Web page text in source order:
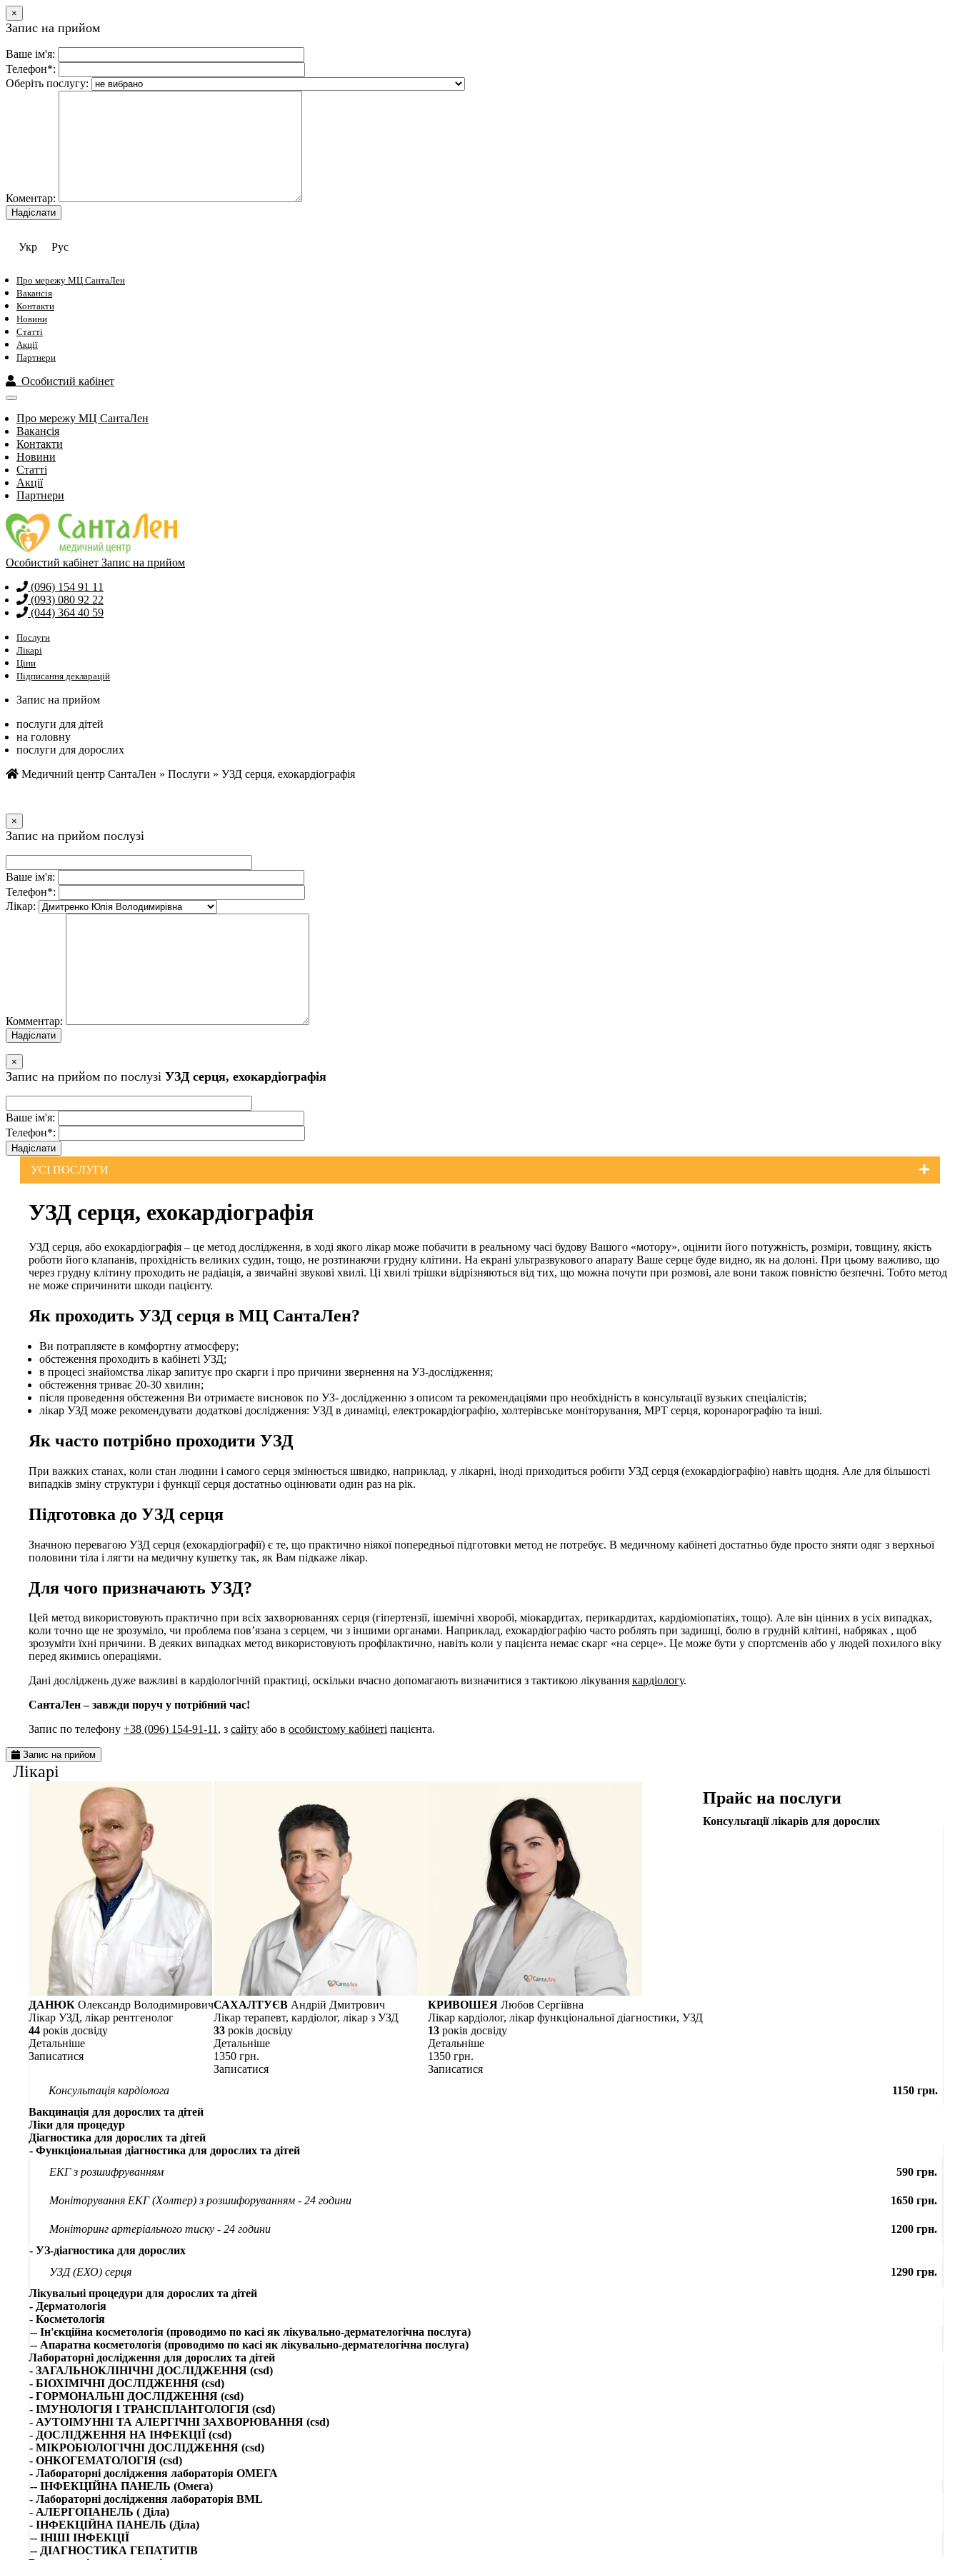
×
Запис на прийом
Ваше ім'я:
Телефон*:
Оберіть послугу:
Коментар:
Укр Рус
Про мережу МЦ СантаЛен
Вакансія
Контакти
Новини
Статті
Акції
Партнери
Особистий кабінет
Про мережу МЦ СантаЛен
Вакансія
Контакти
Новини
Статті
Акції
Партнери
Особистий кабінет Запис на прийом
(096) 154 91 11
(093) 080 92 22
(044) 364 40 59
Послуги
Лікарі
Ціни
Підписання декларацій
Запис на прийом
послуги для дітей
на головну
послуги для дорослих
Медичний центр СантаЛен » Послуги » УЗД серця, ехокардіографія
×
Запис на прийом послузi
Ваше iм'я:
Телефон*:
Лiкар:
Комментар:
×
Запис на прийом по послузi УЗД серця, ехокардіографія
Ваше iм'я:
Телефон*:
УСI ПОСЛУГИ
УЗД серця, ехокардіографія
УЗД серця, або ехокардіографія – це метод дослідження, в ході якого лікар може побачити в реальному часі будову Вашого «мотору», оцінити його потужність, розміри, товщину, якість
роботи його клапанів, прохідність великих судин, тощо, не розтинаючи грудну клітини. На екрані ультразвукового апарату Ваше серце буде видно, як на долоні. При цьому важливо, що
через грудну клітину проходить не радіація, а звичайні звукові хвилі. Ці хвилі трішки відрізняються від тих, що можна почути при розмові, але вони також повністю безпечні. Тобто метод
не може спричинити шкоди пацієнту.
Як проходить УЗД серця в МЦ СантаЛен?
Ви потрапляєте в комфортну атмосферу;
обстеження проходить в кабінеті УЗД;
в процесі знайомства лікар запитує про скарги і про причини звернення на УЗ-дослідження;
обстеження триває 20-30 хвилин;
після проведення обстеження Ви отримаєте висновок по УЗ- дослідженню з описом та рекомендаціями про необхідність в консультації вузьких спеціалістів;
лікар УЗД може рекомендувати додаткові дослідження: УЗД в динаміці, електрокардіографію, холтерівське моніторування, МРТ серця, коронарографію та інші.
Як часто потрібно проходити УЗД
При важких станах, коли стан людини і самого серця змінюється швидко, наприклад, у лікарні, іноді приходиться робити УЗД серця (ехокардіографію) навіть щодня. Але для більшості
випадків зміну структури і функції серця достатньо оцінювати один раз на рік.
Підготовка до УЗД серця
Значною перевагою УЗД серця (ехокардіографії) є те, що практично ніякої попередньої підготовки метод не потребує. В медичному кабінеті достатньо буде просто зняти одяг з верхньої
половини тіла і лягти на медичну кушетку так, як Вам підкаже лікар.
Для чого призначають УЗД?
Цей метод використовують практично при всіх захворюваннях серця (гіпертензії, ішемічні хворобі, міокардитах, перикардитах, кардіоміопатіях, тощо). Але він цінних в усіх випадках,
коли точно ще не зрозуміло, чи проблема пов’язана з серцем, чи з іншими органами. Наприклад, ехокардіографію часто роблять при задишці, болю в грудній клітині, набряках , щоб
зрозуміти їхні причини. В деяких випадках метод використовують профілактично, навіть коли у пацієнта немає скарг «на серце». Це може бути у спортсменів або у людей похилого віку
перед якимись операціями.
Дані досліджень дуже важливі в кардіологічній практиці, оскільки вчасно допомагають визначитися з тактикою лікування кардіологу.
СантаЛен – завжди поруч у потрібний час!
Запис по телефону +38 (096) 154-91-11, з сайту або в особистому кабінеті пацієнта.
Запис на прийом
Лiкарi
ДАНЮК Олександр Володимирович
Лікар УЗД, лікар рентгенолог
44 рокiв досвiду
Детальнiше
Записатися
САХАЛТУЄВ Андрій Дмитрович
Лікар терапевт, кардіолог, лікар з УЗД
33 рокiв досвiду
Детальнiше
1350 грн.
Записатися
КРИВОШЕЯ Любов Сергіївна
Лікар кардіолог, лікар функціональної діагностики, УЗД
13 рокiв досвiду
Детальнiше
1350 грн.
Записатися
Прайс на послуги
Консультації лікарів для дорослих
Консультація кардіолога
1150 грн.
Вакцинація для дорослих та дітей
Ліки для процедур
Діагностика для дорослих та дітей
- Функціональная діагностика для дорослих та дітей
ЕКГ з розшифруванням
590 грн.
Моніторування ЕКГ (Холтер) з розшифоруванням - 24 години 1650 грн.
Моніторинг артеріального тиску - 24 години
1200 грн.
- УЗ-діагностика для дорослих
УЗД (ЕХО) серця
1290 грн.
Лікувальні процедури для дорослих та дітей
- Дерматологія
- Косметологія
-- Ін'єкційна косметологія (проводимо по касі як лікувально-дермателогічна послуга)
-- Апаратна косметологія (проводимо по касі як лікувально-дермателогічна послуга)
Лабораторні дослідження для дорослих та дітей
- ЗАГАЛЬНОКЛІНІЧНІ ДОСЛІДЖЕННЯ (csd)
- БІОХІМІЧНІ ДОСЛІДЖЕННЯ (csd)
- ГОРМОНАЛЬНІ ДОСЛІДЖЕННЯ (csd)
- ІМУНОЛОГІЯ І ТРАНСПЛАНТОЛОГІЯ (csd)
- АУТОІМУННІ ТА АЛЕРГІЧНІ ЗАХВОРЮВАННЯ (csd)
- ДОСЛІДЖЕННЯ НА ІНФЕКЦІЇ (csd)
- МІКРОБІОЛОГІЧНІ ДОСЛІДЖЕННЯ (csd)
- ОНКОГЕМАТОЛОГІЯ (csd)
- Лабораторні дослідження лабораторія ОМЕГА
-- ІНФЕКЦІЙНА ПАНЕЛЬ (Омега)
- Лабораторні дослідження лабораторія BML
- АЛЕРГОПАНЕЛЬ ( Діла)
- ІНФЕКЦІЙНА ПАНЕЛЬ (Діла)
-- ІНШІ ІНФЕКЦІЇ
-- ДІАГНОСТИКА ГЕПАТИТІВ